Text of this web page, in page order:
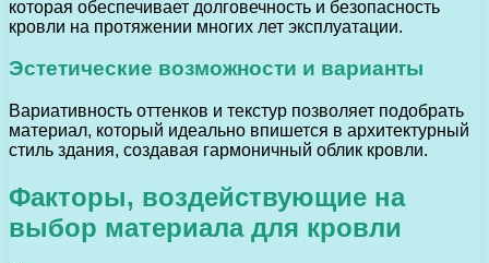
которая обеспечивает долговечность и безопасность
кровли на протяжении многих лет эксплуатации.
Эстетические возможности и варианты
Вариативность оттенков и текстур позволяет подобрать
материал, который идеально впишется в архитектурный
стиль здания, создавая гармоничный облик кровли.
Факторы, воздействующие на
выбор материала для кровли